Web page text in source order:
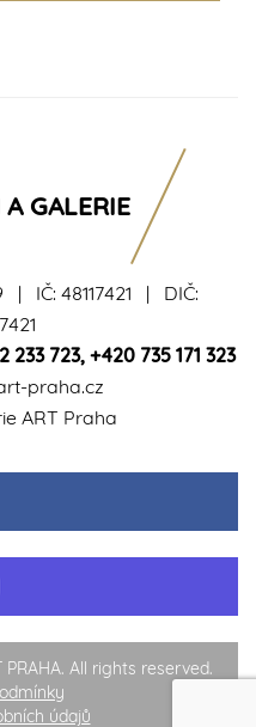
| IČ: 48117421 | DIČ:
233 723, +420 735 171 323
praha.cz
ART Praha
GALERIE
All rights reserved.
údajů